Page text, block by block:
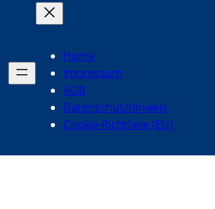
Home
Impressum
AGB
Datenschutzhinweis
Cookie-Richtlinie (EU)